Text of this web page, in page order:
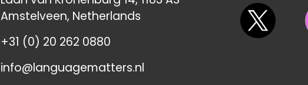
Amstelveen, Netherlands
+31 (0) 20 262 0880
info@languagematters.nl